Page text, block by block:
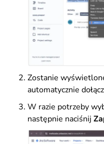
Zostanie
automatycznie
W razie potrzeby
następnie naciśnij